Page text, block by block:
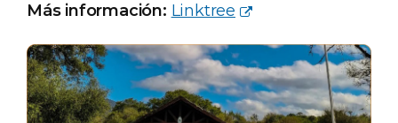
Más información: Linktree